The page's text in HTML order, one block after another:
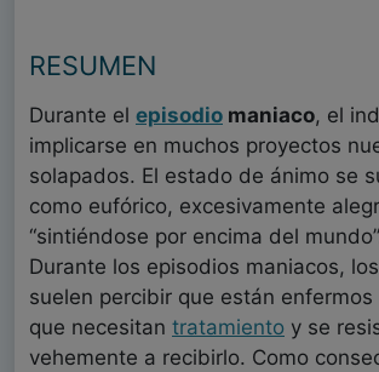
RESUMEN
Durante el episodio maniaco, el
implicarse en muchos proyectos
solapados. El estado de ánimo se
como eufórico, excesivamente
“sintiéndose por encima del
Durante los episodios maniacos,
suelen percibir que están
que necesitan tratamiento y se
vehemente a recibirlo. Como